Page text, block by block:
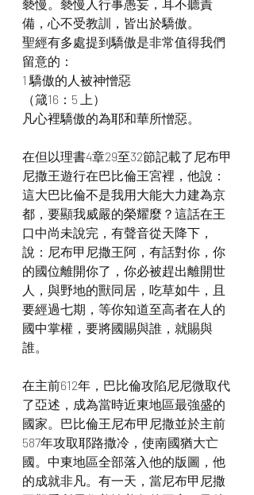
褻慢。褻慢人行事愚妄，耳不聽責
備，心不受教訓，皆出於驕傲。
聖經有多處提到驕傲是非常值得我們
留意的：
1 驕傲的人被神憎惡
（箴16：5 上）
凡心裡驕傲的為耶和華所憎惡。
在但以理書4章29至32節記載了尼布甲
尼撒王遊行在巴比倫王宮裡，他說：
這大巴比倫不是我用大能大力建為京
都，要顯我威嚴的榮耀麼？這話在王
口中尚未說完，有聲音從天降下，
說：尼布甲尼撒王阿，有話對你，你
的國位離開你了，你必被趕出離開世
人，與野地的獸同居，吃草如牛，且
要經過七期，等你知道至高者在人的
國中掌權，要將國賜與誰，就賜與
誰。
在主前612年，巴比倫攻陷尼尼微取代
了亞述，成為當時近東地區最強盛的
國家。巴比倫王尼布甲尼撒並於主前
587年攻取耶路撒冷，使南國猶大亡
國。中東地區全部落入他的版圖，他
的成就非凡。有一天，當尼布甲尼撒